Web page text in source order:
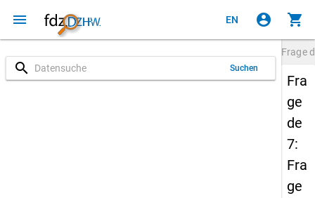
menu EN account_circle shopping_cart
search Suchen
Frage
Fra
ge
de
7:
Fra
ge